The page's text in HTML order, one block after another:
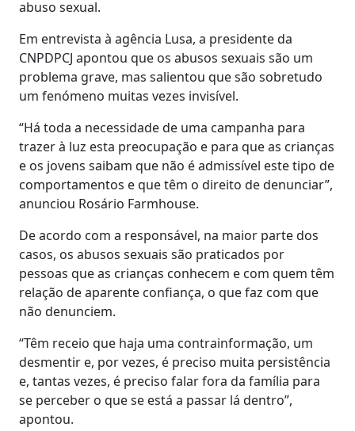
abuso sexual.
Em entrevista à agência Lusa, a presidente da
CNPDPCJ apontou que os abusos sexuais são um
problema grave, mas salientou que são sobretudo
um fenómeno muitas vezes invisível.
“Há toda a necessidade de uma campanha para
trazer à luz esta preocupação e para que as crianças
e os jovens saibam que não é admissível este tipo de
comportamentos e que têm o direito de denunciar”,
anunciou Rosário Farmhouse.
De acordo com a responsável, na maior parte dos
casos, os abusos sexuais são praticados por
pessoas que as crianças conhecem e com quem têm
relação de aparente confiança, o que faz com que
não denunciem.
“Têm receio que haja uma contrainformação, um
desmentir e, por vezes, é preciso muita persistência
e, tantas vezes, é preciso falar fora da família para
se perceber o que se está a passar lá dentro”,
apontou.